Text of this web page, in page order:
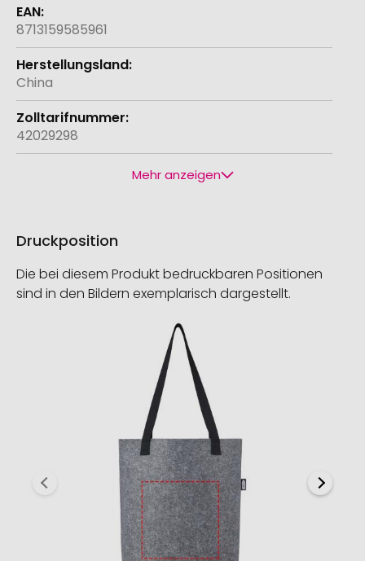
8713159585961
China
42029298
Mehr anzeigen
Druckposition
Die bei diesem Produkt bedruckbaren Positionen
sind in den Bildern exemplarisch dargestellt.